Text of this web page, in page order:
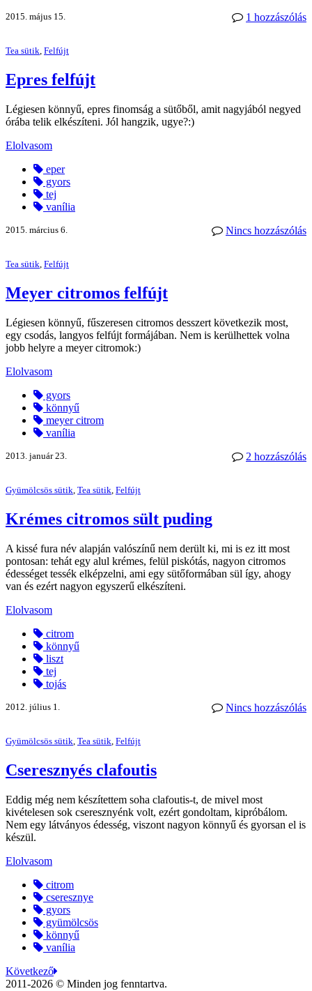
1 hozzászólás
2015. május 15.
Tea sütik, Felfújt
Epres felfújt
Légiesen könnyű, epres finomság a sütőből, amit nagyjából negyed
órába telik elkészíteni. Jól hangzik, ugye?:)
Elolvasom
eper
gyors
tej
vanília
Nincs hozzászólás
2015. március 6.
Tea sütik, Felfújt
Meyer citromos felfújt
Légiesen könnyű, fűszeresen citromos desszert következik most,
egy csodás, langyos felfújt formájában. Nem is kerülhettek volna
jobb helyre a meyer citromok:)
Elolvasom
gyors
könnyű
meyer citrom
vanília
2 hozzászólás
2013. január 23.
Gyümölcsös sütik, Tea sütik, Felfújt
Krémes citromos sült puding
A kissé fura név alapján valószínű nem derült ki, mi is ez itt most
pontosan: tehát egy alul krémes, felül piskótás, nagyon citromos
édességet tessék elképzelni, ami egy sütőformában sül így, ahogy
van és ezért nagyon egyszerű elkészíteni.
Elolvasom
citrom
könnyű
liszt
tej
tojás
Nincs hozzászólás
2012. július 1.
Gyümölcsös sütik, Tea sütik, Felfújt
Cseresznyés clafoutis
Eddig még nem készítettem soha clafoutis-t, de mivel most
kivételesen sok cseresznyénk volt, ezért gondoltam, kipróbálom.
Nem egy látványos édesség, viszont nagyon könnyű és gyorsan el is
készül.
Elolvasom
citrom
cseresznye
gyors
gyümölcsös
könnyű
vanília
Következő
2011-2026 © Minden jog fenntartva.